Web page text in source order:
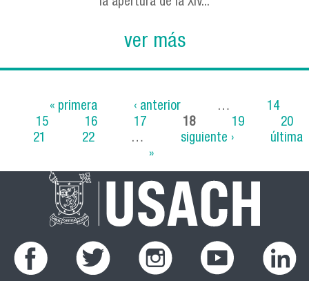
ver más
Páginas
« primera ‹ anterior …
14
15
16 17 18 19
20
21
22 … siguiente ›
última
»